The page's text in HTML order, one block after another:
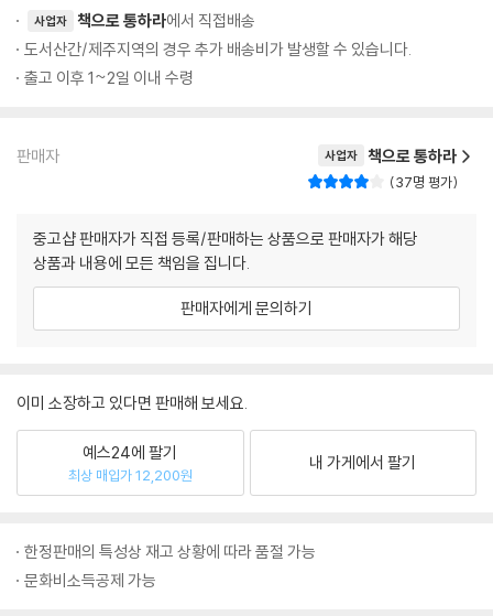
사업자 책으로 통하라에서 직접배송
도서산간/제주지역의 경우 추가 배송비가 발생할 수 있습니다.
출고 이후 1~2일 이내 수령
판매자 사업자 책으로 통하라
37명 평가
중고샵 판매자가 직접 등록/판매하는 상품으로 판매자가 해당
상품과 내용에 모든 책임을 집니다.
판매자에게 문의하기
이미 소장하고 있다면 판매해 보세요.
예스24에 팔기
최상 매입가 12,200원
내 가게에서 팔기
한정판매의 특성상 재고 상황에 따라 품절 가능
문화비소득공제 가능